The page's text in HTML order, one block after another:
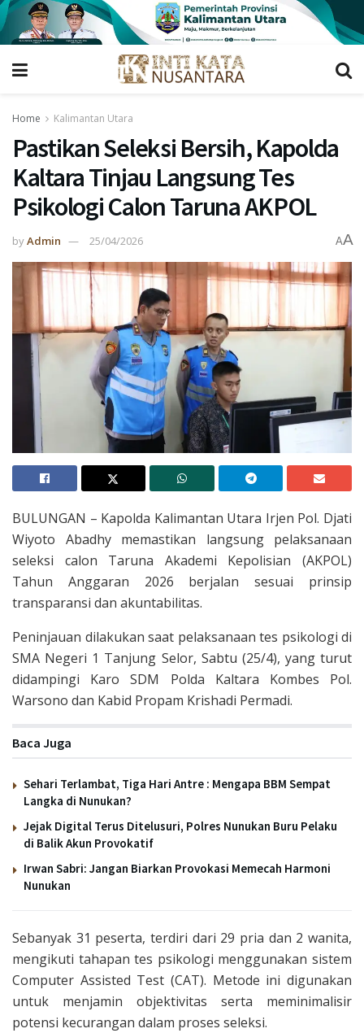
Home Kalimantan Utara
Pastikan Seleksi Bersih, Kapolda
Kaltara Tinjau Langsung Tes
Psikologi Calon Taruna AKPOL
byAdmin 25/04/2026 AA
BULUNGAN – Kapolda Kalimantan Utara Irjen Pol. Djati
Wiyoto Abadhy memastikan langsung pelaksanaan
seleksi calon Taruna Akademi Kepolisian (AKPOL)
Tahun Anggaran 2026 berjalan sesuai prinsip
transparansi dan akuntabilitas.
Peninjauan dilakukan saat pelaksanaan tes psikologi di
SMA Negeri 1 Tanjung Selor, Sabtu (25/4), yang turut
didampingi Karo SDM Polda Kaltara Kombes Pol.
Warsono dan Kabid Propam Krishadi Permadi.
Baca Juga
Sehari Terlambat, Tiga Hari Antre : Mengapa BBM Sempat
Langka di Nunukan?
Jejak Digital Terus Ditelusuri, Polres Nunukan Buru Pelaku
di Balik Akun Provokatif
Irwan Sabri: Jangan Biarkan Provokasi Memecah Harmoni
Nunukan
Sebanyak 31 peserta, terdiri dari 29 pria dan 2 wanita,
mengikuti tahapan tes psikologi menggunakan sistem
Computer Assisted Test (CAT). Metode ini digunakan
untuk menjamin objektivitas serta meminimalisir
potensi kecurangan dalam proses seleksi.